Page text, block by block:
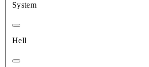
System
Hell